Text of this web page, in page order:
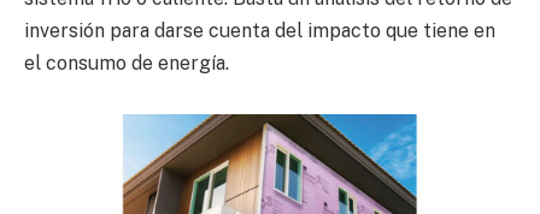
inversión para darse cuenta del impacto que tiene en
el consumo de energía.